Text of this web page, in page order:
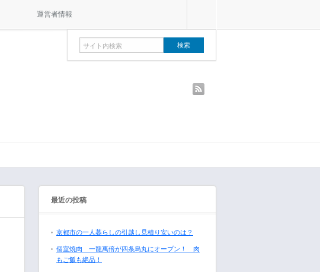
運営者情報
最近の投稿
京都市の一人暮らしの引越し見積り安いのは？
個室焼肉 一龍萬倍が四条烏丸にオープン！ 肉
もご飯も絶品！